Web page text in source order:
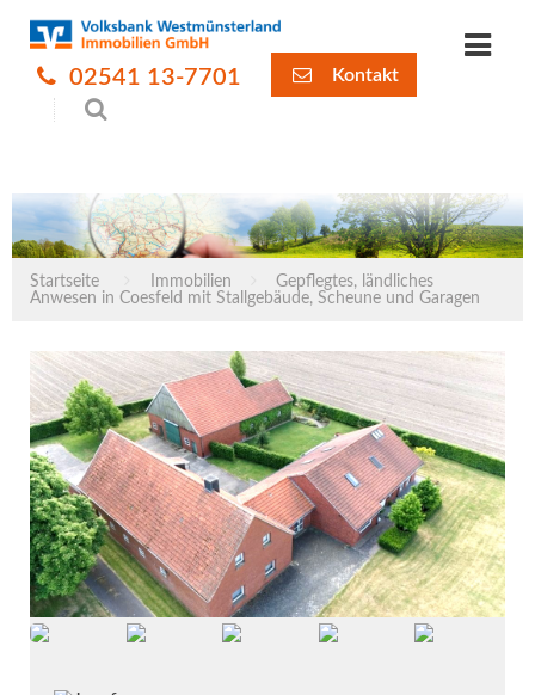
02541 13-7701 Kontakt
Startseite Immobilien
Gepflegtes, ländliches
Anwesen in Coesfeld mit Stallgebäude, Scheune und Garagen